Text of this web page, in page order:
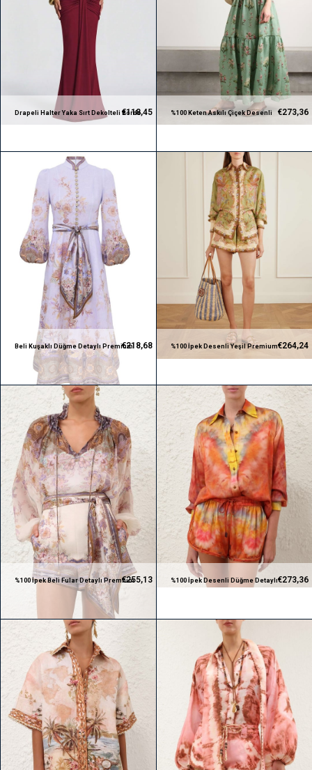
Drapeli Halter Yaka Sırt Dekolteli Bordo
€118,45
%100 Keten Askılı Çiçek Desenli
Premium Midi Elbise
€273,36
Beli Kuşaklı Düğme Detaylı Premium
Midi Tasarım Elbise
€218,68
%100 İpek Desenli Yeşil Premium
Gömlek ve Şort Takım
€264,24
%100 İpek Beli Fular Detaylı Premium
Gömlek ve Şort Takım
€255,13
%100 İpek Desenli Düğme Detaylı€273,36